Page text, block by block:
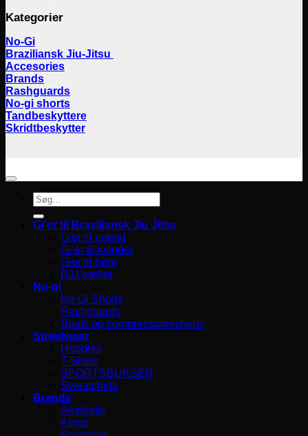
Kategorier
No-Gi
Braziliansk Jiu-Jitsu
Accesories
Brands
Rashguards
No-gi shorts
Tandbeskyttere
Skridtbeskytter
Søg
efter:
Gi’er til Brasiliansk Jiu Jitsu
Gier til mænd
Gi’er til kvinder
Gier til børn
BJJ bælter
No-gi
No Gi Shorts
Rashguards
Spats og kompressionsshorts
Streetwear
Hoodies
T-Shirts
SPORTSBUKSER
Sweatshirts
Brands
Aesthetic
Kingz